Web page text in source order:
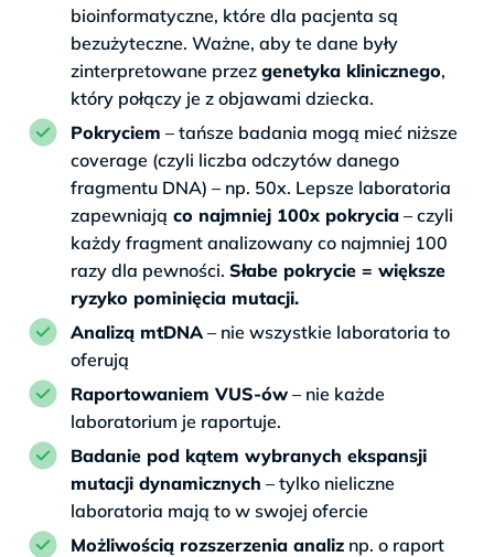
bioinformatyczne, które dla pacjenta są
bezużyteczne. Ważne, aby te dane były
zinterpretowane przez genetyka klinicznego,
który połączy je z objawami dziecka.
Pokryciem – tańsze badania mogą mieć niższe
coverage (czyli liczba odczytów danego
fragmentu DNA) – np. 50x. Lepsze laboratoria
zapewniają co najmniej 100x pokrycia – czyli
każdy fragment analizowany co najmniej 100
razy dla pewności. Słabe pokrycie = większe
ryzyko pominięcia mutacji.
Analizą mtDNA – nie wszystkie laboratoria to
oferują
Raportowaniem VUS-ów – nie każde
laboratorium je raportuje.
Badanie pod kątem wybranych ekspansji
mutacji dynamicznych – tylko nieliczne
laboratoria mają to w swojej ofercie
Możliwością rozszerzenia analiz np. o raport